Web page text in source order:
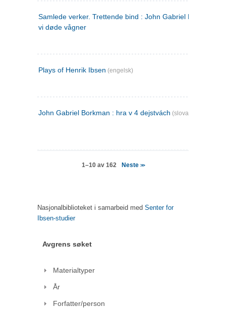
Samlede verker. Trettende bind : John Gabriel Borkman ;
vi døde vågner
Plays of Henrik Ibsen (engelsk)
John Gabriel Borkman : hra v 4 dejstvách (slovakisk)
1–10 av 162 Neste >>
Nasjonalbiblioteket i samarbeid med Senter for
Ibsen-studier
Avgrens søket
Materialtyper
År
Forfatter/person